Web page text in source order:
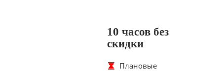
10 часов без
скидки
Плановые